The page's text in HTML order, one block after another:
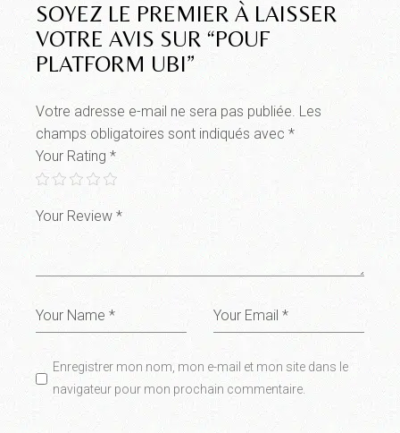
SOYEZ LE PREMIER À LAISSER
VOTRE AVIS SUR “POUF
PLATFORM UBI”
Votre adresse e-mail ne sera pas publiée. Les
champs obligatoires sont indiqués avec*
Your Rating*
Enregistrer mon nom, mon e-mail et mon site dans le
navigateur pour mon prochain commentaire.